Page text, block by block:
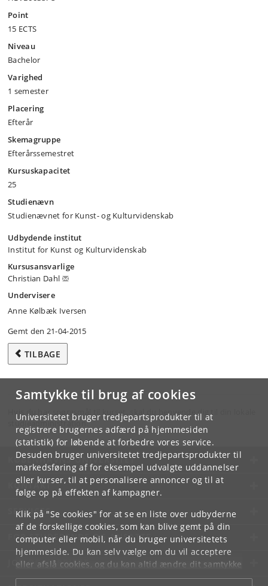
Samtykke til brug af cookies
Universitetet bruger tredjepartsprodukter til at
registrere brugernes adfærd på hjemmesiden
(statistik) for løbende at forbedre vores service.
Desuden bruger universitetet tredjepartsprodukter til
markedsføring af for eksempel udvalgte uddannelser
eller kurser, til at personalisere annoncer og til at
følge op på effekten af kampagner.
Klik på "Se cookies" for at se en liste over udbyderne
af de forskellige cookies, som kan blive gemt på din
computer eller mobil, når du bruger universitetets
hjemmeside. Du kan selv vælge om du vil acceptere
eller afslå cookies, og du kan altid ændre dit samtykke
underCookie- og privatlivspolitiksom du finder i
Point
15 ECTS
Niveau
Bachelor
Varighed
1 semester
Placering
Efterår
Skemagruppe
Efterårssemestret
Kursuskapacitet
25
Studienævn
Studienævnet for Kunst- og Kulturvidenskab
Udbydende institut
Institut for Kunst og Kulturvidenskab
Kursusansvarlige
Christian Dahl
Undervisere
Anne Kølbæk Iversen
Gemt den 21-04-2015
TILBAGE
Hvis du har spørgsmål til kurset, skal du henvende dig til din lokale
studieadministration.
KØBENHAVNS UNIVERSITET
KONTAKT
SERVICES
FOR STUDERENDE OG ANSATTE
JOB OG KARRIERE